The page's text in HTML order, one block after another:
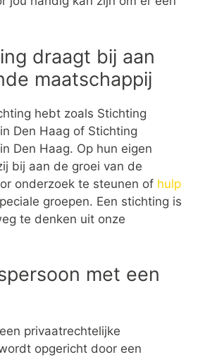
draagt bij aan
maatschappij
hebt zoals Stichting
Den Haag of Stichting
Den Haag. Op hun eigen
bij aan de groei van de
onderzoek te steunen of hulp
groepen. Een stichting is
te denken uit onze
met een
privaatrechtelijke
opgericht door een